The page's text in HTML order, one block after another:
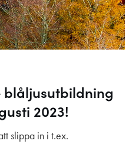
blåljusutbildning
2023!
slippa in i t.ex.